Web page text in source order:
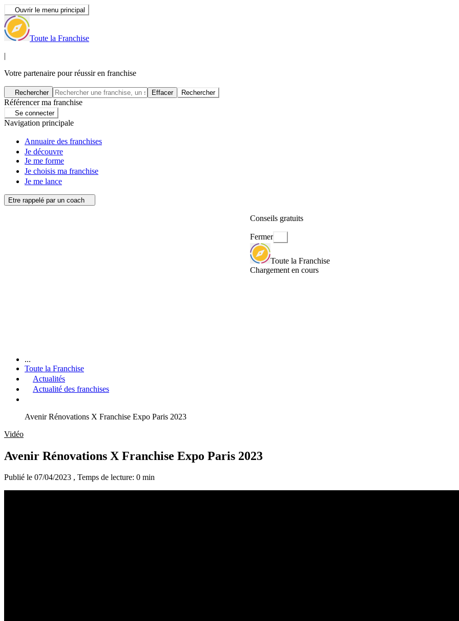
Ouvrir le menu principal
Toute la Franchise
|
Votre partenaire pour réussir en franchise
Rechercher Effacer Rechercher
Référencer ma franchise
Se connecter
Navigation principale
Annuaire des franchises
Je découvre
Je me forme
Je choisis ma franchise
Je me lance
Etre rappelé par un coach
Conseils gratuits
Fermer
Toute la Franchise
Chargement en cours
...
Toute la Franchise
Actualités
Actualité des franchises
Avenir Rénovations X Franchise Expo Paris 2023
Vidéo
Avenir Rénovations X Franchise Expo Paris 2023
Publié le 07/04/2023 , Temps de lecture: 0 min